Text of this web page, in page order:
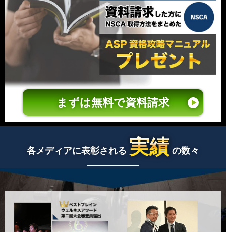
まずは無料で資料請求
各メディアに表彰される 実績 の数々